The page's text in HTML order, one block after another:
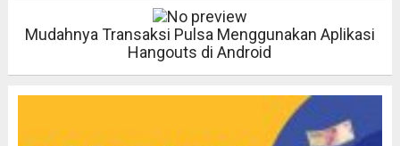
Mudahnya Transaksi Pulsa Menggunakan Aplikasi
Hangouts di Android